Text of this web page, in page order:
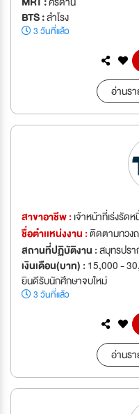
BTS :สำโรง
3 วันที่แล้ว
อ่านร
สาขาอาชีพ : เจ้าหน้าที่เร่งรัด
ชื่อตำเเหน่งงาน :ติดตามทวง
สถานที่ปฏิบัติงาน :สมุทรปรา
เงินเดือน(บาท) : 15,000 -
ยินดีรับนักศึกษาจบใหม่
3 วันที่แล้ว
อ่านร